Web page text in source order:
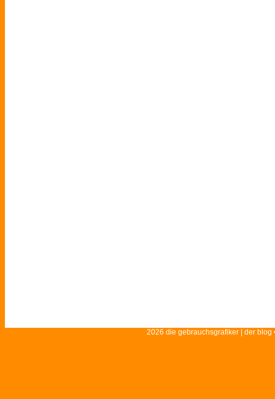
2026 die gebrauchsgrafiker | der blog